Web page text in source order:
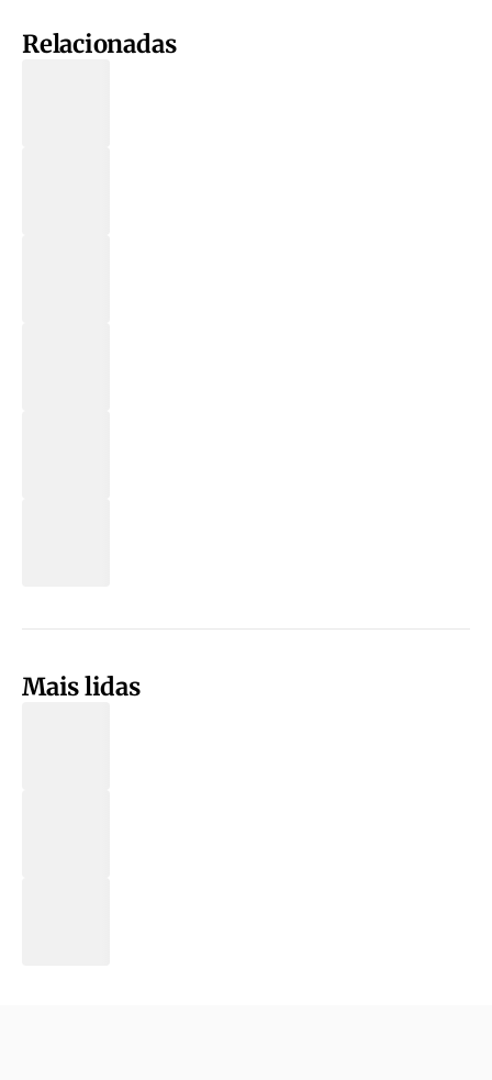
Relacionadas
Mais lidas